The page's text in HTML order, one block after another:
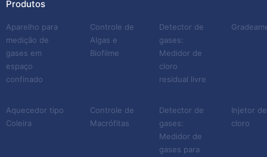
Produtos
Aparelho para
medição de
gases em
espaço
confinado
Aquecedor tipo
Coleira
Controle de
Algas e
Biofilme
Controle de
Macrófitas
Detector de
gases:
Medidor de
cloro
residual livre
Detector de
gases:
Medidor de
gases para
Injetor
cloro